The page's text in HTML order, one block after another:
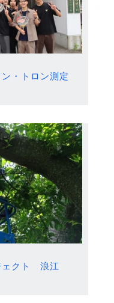
・トロン測定
ェクト 浪江